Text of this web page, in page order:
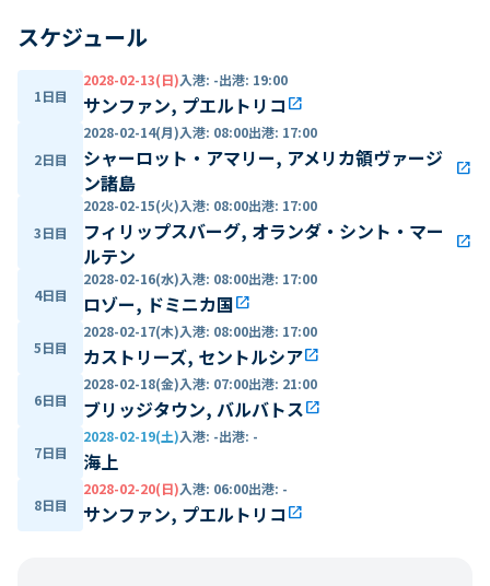
スケジュール
1日目
2028-02-13(日)入港: -出港: 19:00
サンファン, プエルトリコ open_in_new
2日目
2028-02-14(月)入港: 08:00出港: 17:00
シャーロット・アマリー, アメリカ領ヴァージ
ン諸島
open_in_new
3日目
2028-02-15(火)入港: 08:00出港: 17:00
フィリップスバーグ, オランダ・シント・マー
ルテン
open_in_new
4日目
2028-02-16(水)入港: 08:00出港: 17:00
ロゾー, ドミニカ国open_in_new
5日目
2028-02-17(木)入港: 08:00出港: 17:00
カストリーズ, セントルシアopen_in_new
6日目
2028-02-18(金)入港: 07:00出港: 21:00
ブリッジタウン, バルバトスopen_in_new
7日目
2028-02-19(土)入港: -出港: -
海上
8日目
2028-02-20(日)入港: 06:00出港: -
サンファン, プエルトリコ open_in_new